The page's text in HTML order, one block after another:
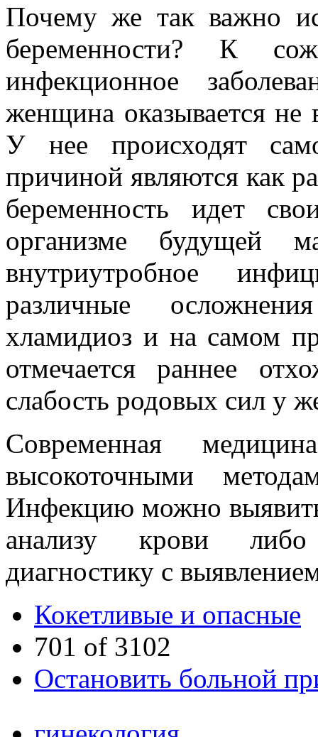
Почему же так важно
беременности? К
инфекционное
женщина оказывается
У нее происходят
причиной являются как
беременность идет
организме будущей
внутриутробное
различные
хламидиоз и на самом
отмечается раннее
слабость родовых сил у
Современная
высокоточными
Инфекцию можно
анализу крови либо
диагностику с
Кокетливые и опасные
701 of 3102
Остановить больной